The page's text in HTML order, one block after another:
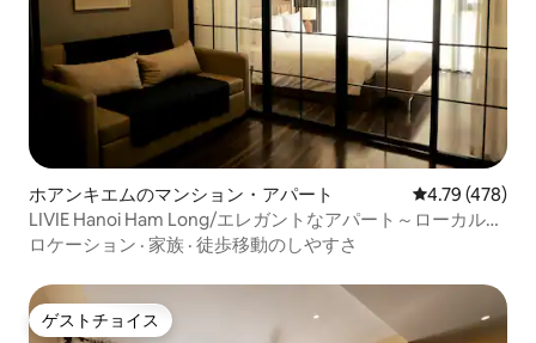
ホアンキエムのマンション・アパート レビュー478
4.79 (478)
LIVIE Hanoi Ham Long/エレガントなアパート～ローカルな
雰囲気
ロケーション · 家族 · 徒歩移動のしやすさ
ゲストチョイス
ゲストチョイス